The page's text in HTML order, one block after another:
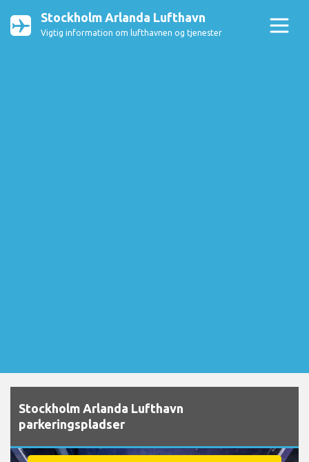
Stockholm Arlanda Lufthavn
Vigtig information om lufthavnen og tjenester
Stockholm Arlanda Lufthavn
parkeringspladser